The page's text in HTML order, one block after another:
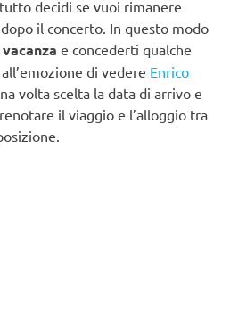
decidi se vuoi rimanere
il concerto. In questo modo
e concederti qualche
di vedere Enrico
volta scelta la data di arrivo e
il viaggio e l’alloggio tra